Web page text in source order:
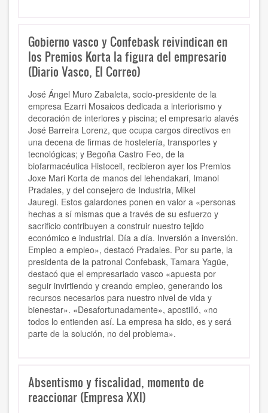
Gobierno vasco y Confebask reivindican en
los Premios Korta la figura del empresario
(Diario Vasco, El Correo)
José Ángel Muro Zabaleta, socio-presidente de la
empresa Ezarri Mosaicos dedicada a interiorismo y
decoración de interiores y piscina; el empresario alavés
José Barreira Lorenz, que ocupa cargos directivos en
una decena de firmas de hostelería, transportes y
tecnológicas; y Begoña Castro Feo, de la
biofarmacéutica Histocell, recibieron ayer los Premios
Joxe Mari Korta de manos del lehendakari, Imanol
Pradales, y del consejero de Industria, Mikel
Jauregi. Estos galardones ponen en valor a «personas
hechas a sí mismas que a través de su esfuerzo y
sacrificio contribuyen a construir nuestro tejido
económico e industrial. Día a día. Inversión a inversión.
Empleo a empleo», destacó Pradales. Por su parte, la
presidenta de la patronal Confebask, Tamara Yagüe,
destacó que el empresariado vasco «apuesta por
seguir invirtiendo y creando empleo, generando los
recursos necesarios para nuestro nivel de vida y
bienestar». «Desafortunadamente», apostilló, «no
todos lo entienden así. La empresa ha sido, es y será
parte de la solución, no del problema».
Absentismo y fiscalidad, momento de
reaccionar (Empresa XXI)